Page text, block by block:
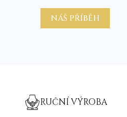
NÁŠ PŘÍBĚH
RUČNÍ VÝROBA